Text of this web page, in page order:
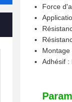
Force
Montage
Adhésif :